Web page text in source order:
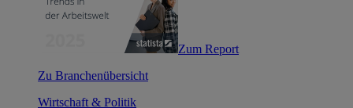
Zum Report
Zu Branchenübersicht
Wirtschaft & Politik